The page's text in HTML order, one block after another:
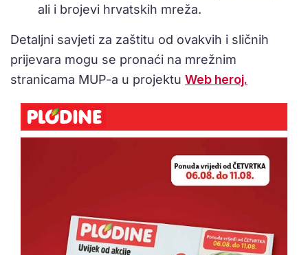
ali i brojevi hrvatskih mreža.
Detaljni savjeti za zaštitu od ovakvih i sličnih
prijevara mogu se pronaći na mrežnim
stranicama MUP-a u projektu Web heroj.